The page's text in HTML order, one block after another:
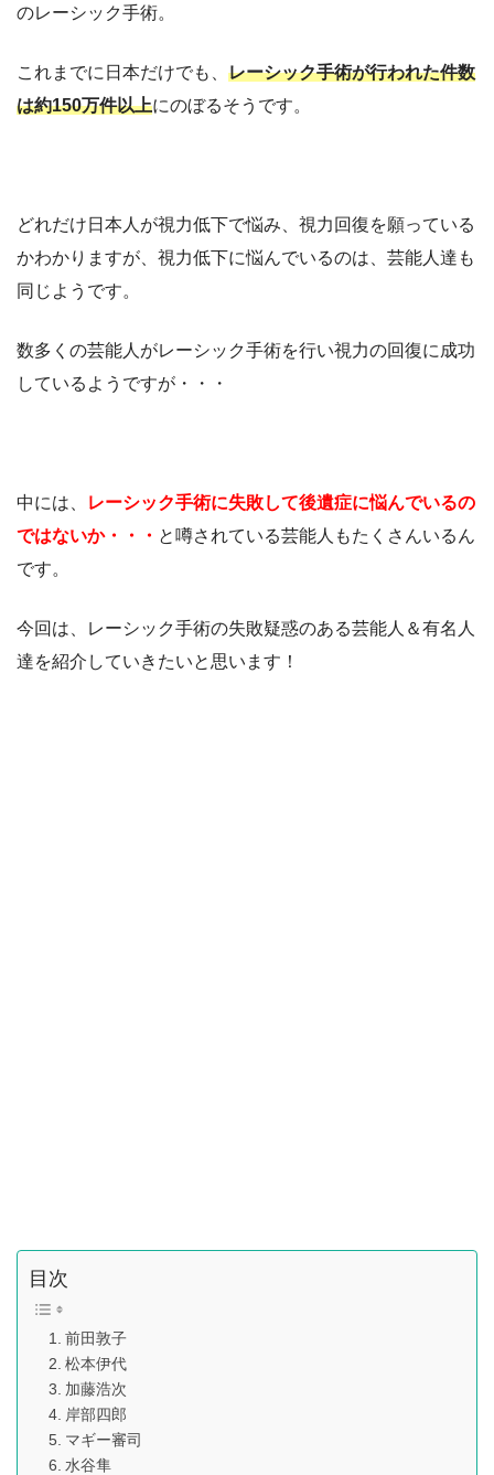
のレーシック手術。
これまでに日本だけでも、 レーシック手術が行われた件数
は約150万件以上にのぼるそうです。
どれだけ日本人が視力低下で悩み、視力回復を願っている
かわかりますが、視力低下に悩んでいるのは、芸能人達も
同じようです。
数多くの芸能人がレーシック手術を行い視力の回復に成功
しているようですが・・・
中には、
レーシック手術に失敗して後遺症に悩んでいるの
ではないか・・・ と噂されている芸能人もたくさんいるん
です。
今回は、レーシック手術の失敗疑惑のある芸能人＆有名人
達を紹介していきたいと思います！
目次
前田敦子
松本伊代
加藤浩次
岸部四郎
マギー審司
水谷隼